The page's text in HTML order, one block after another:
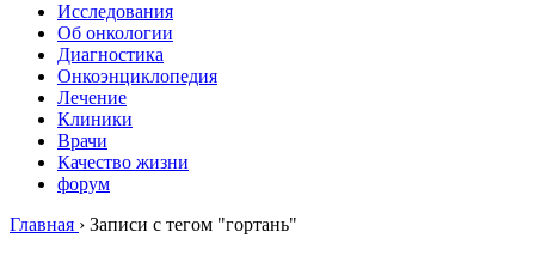
Исследования
Об онкологии
Диагностика
Онкоэнциклопедия
Лечение
Клиники
Врачи
Качество жизни
форум
Главная › Записи с тегом "гортань"